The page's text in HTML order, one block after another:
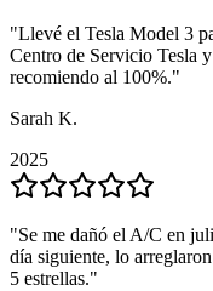
"Llevé el Tesla Model 3
Centro de Servicio Tesla
recomiendo al 100%."
Sarah K.
2025
"Se me dañó el A/C en
día siguiente, lo
5 estrellas."
"Llevé el Tesla Model 3
Centro de Servicio Tesla
recomiendo al 100%."
Sarah K.
2025
"Se me dañó el A/C en
día siguiente, lo
5 estrellas."